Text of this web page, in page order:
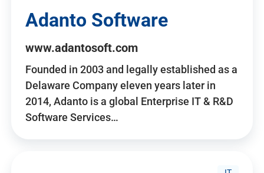
Adanto Software
www.adantosoft.com
Founded in 2003 and legally established as a
Delaware Company eleven years later in
2014, Adanto is a global Enterprise IT & R&D
Software Services…